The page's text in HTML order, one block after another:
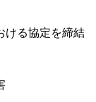
ける協定を締結